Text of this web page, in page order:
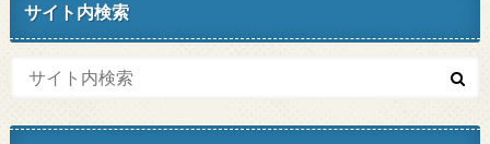
サイト内検索